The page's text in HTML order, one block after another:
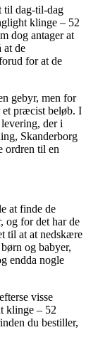
til dag-til-dag
klinge – 52
dog antager at
at de
for at de
gebyr, men for
et præcist beløb. I
der i
Skanderborg
ordren til en
at finde de
og for det har de
til at at nedskære
og babyer,
endda nogle
visse
klinge – 52
du bestiller,